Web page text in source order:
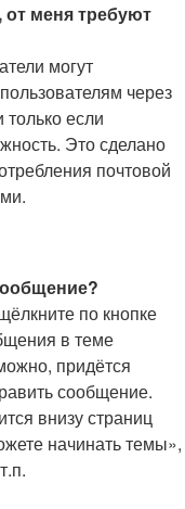
от меня требуют
могут
через
если
Это сделано
почтовой
по кнопке
в теме
придётся
сообщение.
внизу страниц
начинать темы»,